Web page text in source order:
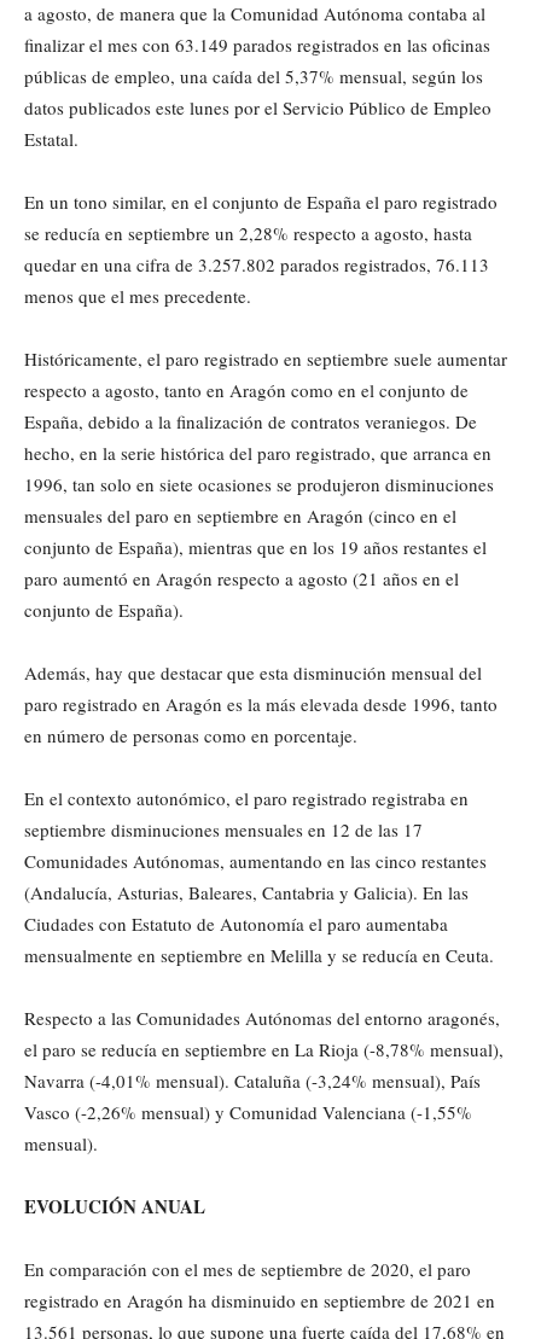
a agosto, de manera que la Comunidad Autónoma contaba al
finalizar el mes con 63.149 parados registrados en las oficinas
públicas de empleo, una caída del 5,37% mensual, según los
datos publicados este lunes por el Servicio Público de Empleo
Estatal.
En un tono similar, en el conjunto de España el paro registrado
se reducía en septiembre un 2,28% respecto a agosto, hasta
quedar en una cifra de 3.257.802 parados registrados, 76.113
menos que el mes precedente.
Históricamente, el paro registrado en septiembre suele aumentar
respecto a agosto, tanto en Aragón como en el conjunto de
España, debido a la finalización de contratos veraniegos. De
hecho, en la serie histórica del paro registrado, que arranca en
1996, tan solo en siete ocasiones se produjeron disminuciones
mensuales del paro en septiembre en Aragón (cinco en el
conjunto de España), mientras que en los 19 años restantes el
paro aumentó en Aragón respecto a agosto (21 años en el
conjunto de España).
Además, hay que destacar que esta disminución mensual del
paro registrado en Aragón es la más elevada desde 1996, tanto
en número de personas como en porcentaje.
En el contexto autonómico, el paro registrado registraba en
septiembre disminuciones mensuales en 12 de las 17
Comunidades Autónomas, aumentando en las cinco restantes
(Andalucía, Asturias, Baleares, Cantabria y Galicia). En las
Ciudades con Estatuto de Autonomía el paro aumentaba
mensualmente en septiembre en Melilla y se reducía en Ceuta.
Respecto a las Comunidades Autónomas del entorno aragonés,
el paro se reducía en septiembre en La Rioja (-8,78% mensual),
Navarra (-4,01% mensual). Cataluña (-3,24% mensual), País
Vasco (-2,26% mensual) y Comunidad Valenciana (-1,55%
mensual).
EVOLUCIÓN ANUAL
En comparación con el mes de septiembre de 2020, el paro
registrado en Aragón ha disminuido en septiembre de 2021 en
13.561 personas, lo que supone una fuerte caída del 17,68% en